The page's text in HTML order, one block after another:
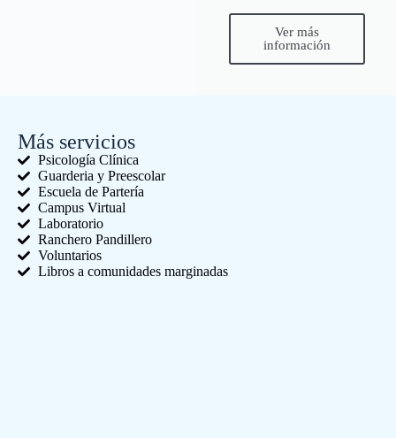
Ver más
información
Más servicios
Psicología Clínica
Guarderia y Preescolar
Escuela de Partería
Campus Virtual
Laboratorio
Ranchero Pandillero
Voluntarios
Libros a comunidades marginadas